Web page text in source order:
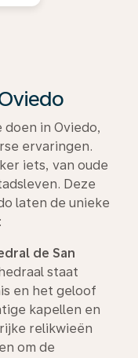
in Oviedo,
ervaringen.
iets, van oude
Deze
laten de unieke
de San
staat
en het geloof
kapellen en
relikwieën
om de